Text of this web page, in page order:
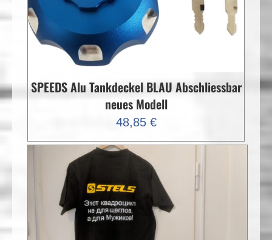
SPEEDS Alu Tankdeckel BLAU Abschliessbar
neues Modell
48,85 €